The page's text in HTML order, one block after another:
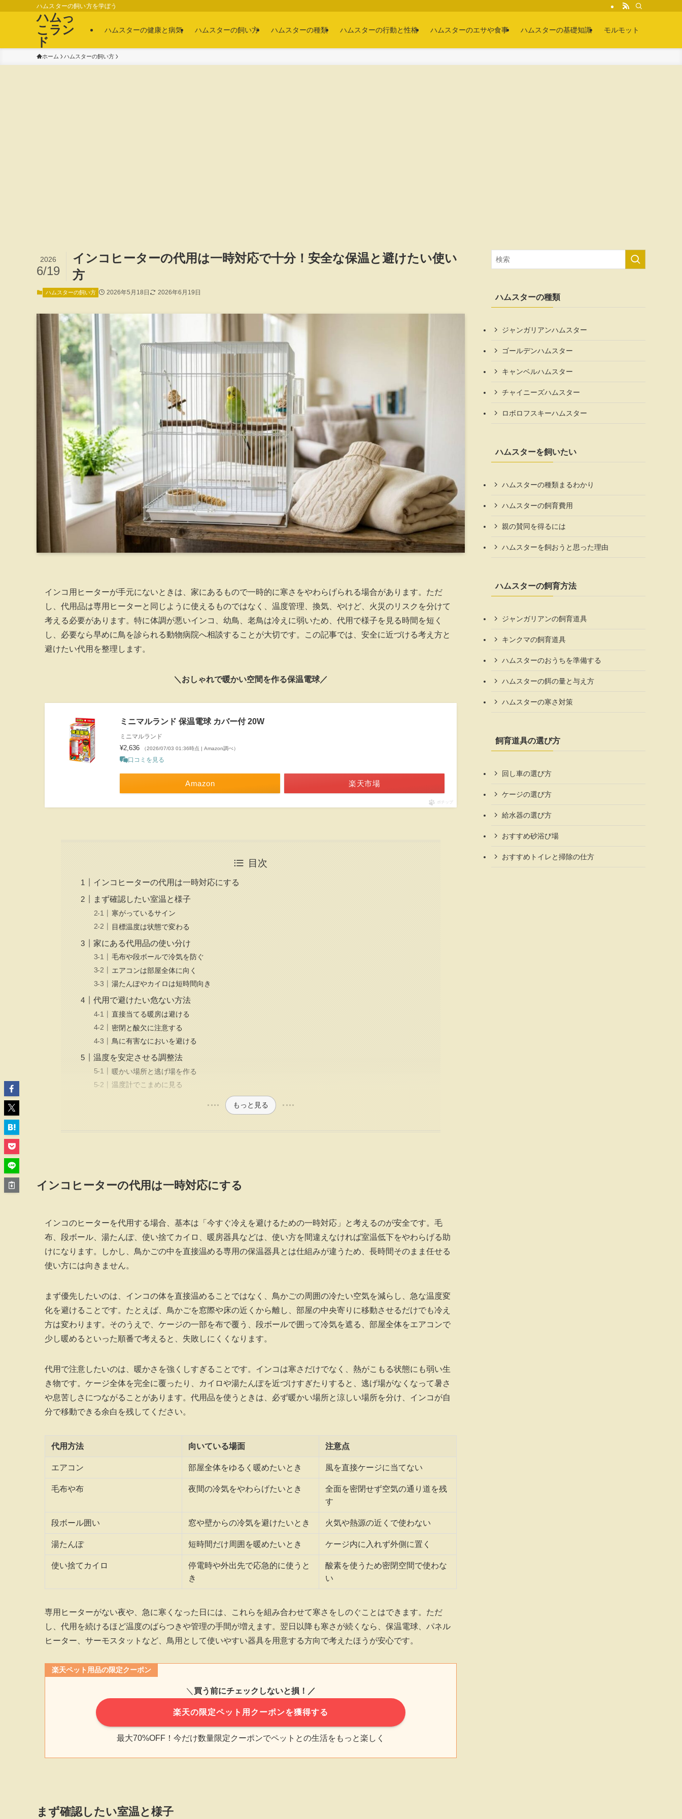
ハムスターの飼い方を学ぼう
ハムっ
こラン
ド
ハムスターの健康と病気 ハムスターの飼い方 ハムスターの種類 ハムスターの行動と性格 ハムスターのエサや食事 ハムスターの基礎知識 モルモット
ホーム ハムスターの飼い方
インコヒーターの代用は一時対応で十分！安全な保温と避けたい使い
方
2026
6/19
ハムスターの飼い方 2026年5月18日 2026年6月19日
インコ用ヒーターが手元にないときは、家にあるもので一時的に寒さをやわらげられる場合があります。ただ
し、代用品は専用ヒーターと同じように使えるものではなく、温度管理、換気、やけど、火災のリスクを分けて
考える必要があります。特に体調が悪いインコ、幼鳥、老鳥は冷えに弱いため、代用で様子を見る時間を短く
し、必要なら早めに鳥を診られる動物病院へ相談することが大切です。この記事では、安全に近づける考え方と
避けたい代用を整理します。
＼おしゃれで暖かい空間を作る保温電球／
ミニマルランド 保温電球 カバー付 20W
ミニマルランド
¥2,636 （2026/07/03 01:36時点 | Amazon調べ）
口コミを見る
Amazon 楽天市場
ポチップ
目次
インコヒーターの代用は一時対応にする
まず確認したい室温と様子
寒がっているサイン
目標温度は状態で変わる
家にある代用品の使い分け
毛布や段ボールで冷気を防ぐ
エアコンは部屋全体に向く
湯たんぽやカイロは短時間向き
代用で避けたい危ない方法
直接当てる暖房は避ける
密閉と酸欠に注意する
鳥に有害なにおいを避ける
温度を安定させる調整法
暖かい場所と逃げ場を作る
温度計でこまめに見る
もっと見る
インコヒーターの代用は一時対応にする
インコのヒーターを代用する場合、基本は「今すぐ冷えを避けるための一時対応」と考えるのが安全です。毛
布、段ボール、湯たんぽ、使い捨てカイロ、暖房器具などは、使い方を間違えなければ室温低下をやわらげる助
けになります。しかし、鳥かごの中を直接温める専用の保温器具とは仕組みが違うため、長時間そのまま任せる
使い方には向きません。
まず優先したいのは、インコの体を直接温めることではなく、鳥かごの周囲の冷たい空気を減らし、急な温度変
化を避けることです。たとえば、鳥かごを窓際や床の近くから離し、部屋の中央寄りに移動させるだけでも冷え
方は変わります。そのうえで、ケージの一部を布で覆う、段ボールで囲って冷気を遮る、部屋全体をエアコンで
少し暖めるといった順番で考えると、失敗しにくくなります。
代用で注意したいのは、暖かさを強くしすぎることです。インコは寒さだけでなく、熱がこもる状態にも弱い生
き物です。ケージ全体を完全に覆ったり、カイロや湯たんぽを近づけすぎたりすると、逃げ場がなくなって暑さ
や息苦しさにつながることがあります。代用品を使うときは、必ず暖かい場所と涼しい場所を分け、インコが自
分で移動できる余白を残してください。
代用方法 向いている場面 注意点
エアコン 部屋全体をゆるく暖めたいとき 風を直接ケージに当てない
毛布や布 夜間の冷気をやわらげたいとき
全面を密閉せず空気の通り道を残
す
段ボール囲い 窓や壁からの冷気を避けたいとき 火気や熱源の近くで使わない
湯たんぽ 短時間だけ周囲を暖めたいとき ケージ内に入れず外側に置く
使い捨てカイロ
停電時や外出先で応急的に使うと
き
酸素を使うため密閉空間で使わな
い
専用ヒーターがない夜や、急に寒くなった日には、これらを組み合わせて寒さをしのぐことはできます。ただ
し、代用を続けるほど温度のばらつきや管理の手間が増えます。翌日以降も寒さが続くなら、保温電球、パネル
ヒーター、サーモスタットなど、鳥用として使いやすい器具を用意する方向で考えたほうが安心です。
楽天ペット用品の限定クーポン
＼ 買う前にチェックしないと損！／
楽天の限定ペット用クーポンを獲得する
最大70%OFF！今だけ数量限定クーポンでペットとの生活をもっと楽しく
まず確認したい室温と様子
ハムスターの種類
ジャンガリアンハムスター
ゴールデンハムスター
キャンベルハムスター
チャイニーズハムスター
ロボロフスキーハムスター
ハムスターを飼いたい
ハムスターの種類まるわかり
ハムスターの飼育費用
親の賛同を得るには
ハムスターを飼おうと思った理由
ハムスターの飼育方法
ジャンガリアンの飼育道具
キンクマの飼育道具
ハムスターのおうちを準備する
ハムスターの餌の量と与え方
ハムスターの寒さ対策
飼育道具の選び方
回し車の選び方
ケージの選び方
給水器の選び方
おすすめ砂浴び場
おすすめトイレと掃除の仕方